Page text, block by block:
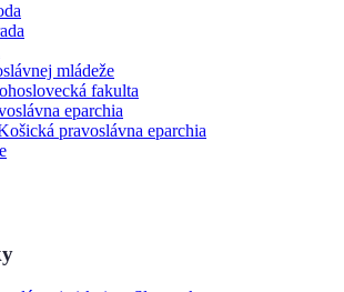
mládeže
fakulta
eparchia
pravoslávna eparchia